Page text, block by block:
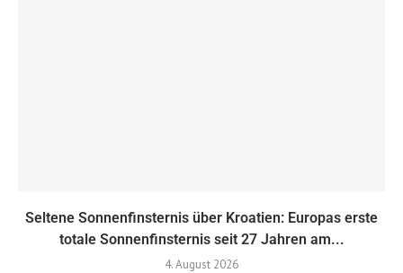
Seltene Sonnenfinsternis über Kroatien: Europas erste
totale Sonnenfinsternis seit 27 Jahren am...
4. August 2026